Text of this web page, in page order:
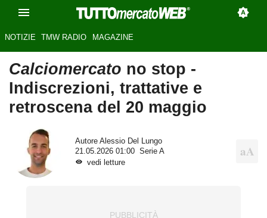
NOTIZIE TMW RADIO MAGAZINE
Calciomercato no stop -
Indiscrezioni, trattative e
retroscena del 20 maggio
Autore Alessio Del Lungo
21.05.2026 01:00
Serie A
vedi letture